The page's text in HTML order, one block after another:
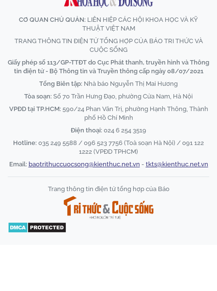
CƠ QUAN CHỦ QUẢN: LIÊN HIỆP CÁC HỘI KHOA HỌC VÀ KỸ
THUẬT VIỆT NAM
TRANG THÔNG TIN ĐIỆN TỬ TỔNG HỢP CỦA BÁO TRI THỨC VÀ
CUỘC SỐNG
Giấy phép số 113/GP-TTĐT do Cục Phát thanh, truyền hình và Thông
tin điện tử - Bộ Thông tin và Truyền thông cấp ngày 08/07/2021
Tổng Biên tập: Nhà báo Nguyễn Thị Mai Hương
Tòa soạn: Số 70 Trần Hưng Đạo, phường Cửa Nam, Hà Nội
VPĐD tại TP.HCM: 590/24 Phan Văn Trị, phường Hạnh Thông, Thành
phố Hồ Chí Minh
Điện thoại: 024 6 254 3519
Hotline: 035 249 5588 / 096 523 7756 (Toà soạn Hà Nội) / 091 122
1222 (VPĐD TPHCM)
Email: baotrithuccuocsong@kienthuc.net.vn - tkts@kienthuc.net.vn
Trang thông tin điện tử tổng hợp của Báo